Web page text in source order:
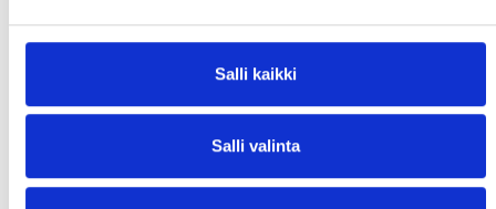
Salli kaikki
Salli valinta